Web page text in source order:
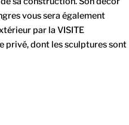
vous sera également
par la VISITE
privé, dont les sculptures sont